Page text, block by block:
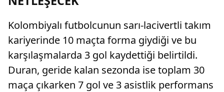
Kolombiyalı futbolcunun sarı-lacivertli takım
kariyerinde 10 maçta forma giydiği ve bu
karşılaşmalarda 3 gol kaydettiği belirtildi.
Duran, geride kalan sezonda ise toplam 30
maça çıkarken 7 gol ve 3 asistlik performans